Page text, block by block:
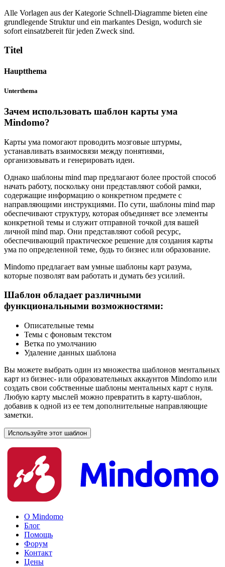
Alle Vorlagen aus der Kategorie Schnell-Diagramme bieten eine
grundlegende Struktur und ein markantes Design, wodurch sie
sofort einsatzbereit für jeden Zweck sind.
Titel
Hauptthema
Unterthema
Зачем использовать шаблон карты ума
Mindomo?
Карты ума помогают проводить мозговые штурмы,
устанавливать взаимосвязи между понятиями,
организовывать и генерировать идеи.
Однако шаблоны mind map предлагают более простой способ
начать работу, поскольку они представляют собой рамки,
содержащие информацию о конкретном предмете с
направляющими инструкциями. По сути, шаблоны mind map
обеспечивают структуру, которая объединяет все элементы
конкретной темы и служит отправной точкой для вашей
личной mind map. Они представляют собой ресурс,
обеспечивающий практическое решение для создания карты
ума по определенной теме, будь то бизнес или образование.
Mindomo предлагает вам умные шаблоны карт разума,
которые позволят вам работать и думать без усилий.
Шаблон обладает различными
функциональными возможностями:
Описательные темы
Темы с фоновым текстом
Ветка по умолчанию
Удаление данных шаблона
Вы можете выбрать один из множества шаблонов ментальных
карт из бизнес- или образовательных аккаунтов Mindomo или
создать свои собственные шаблоны ментальных карт с нуля.
Любую карту мыслей можно превратить в карту-шаблон,
добавив к одной из ее тем дополнительные направляющие
заметки.
Используйте этот шаблон
О Mindomo
Блог
Помощь
Форум
Контакт
Цены